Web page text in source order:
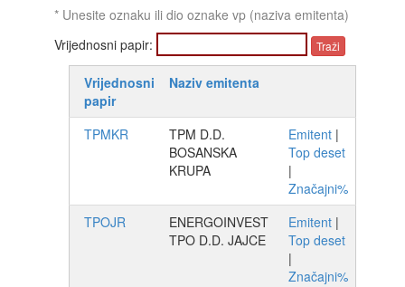
* Unesite oznaku ili dio oznake vp (naziva emitenta)
Vrijednosni papir:
Vrijednosni
papir
Naziv emitenta
TPMKR
TPM D.D.
BOSANSKA
KRUPA
Emitent |
Top deset
|
Značajni%
TPOJR
ENERGOINVEST
TPO D.D. JAJCE
Emitent |
Top deset
|
Značajni%